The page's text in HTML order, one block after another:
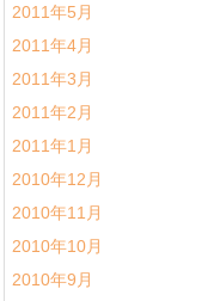
2011年5月
2011年4月
2011年3月
2011年2月
2011年1月
2010年12月
2010年11月
2010年10月
2010年9月